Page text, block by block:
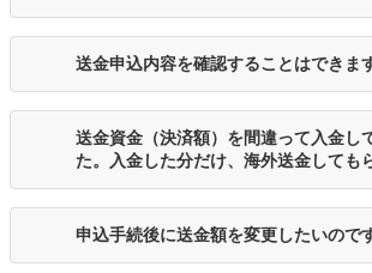
送金申込内容を確認することはできま
送金資金（決済額）を間違って入金し
た。入金した分だけ、海外送金しても
申込手続後に送金額を変更したいので